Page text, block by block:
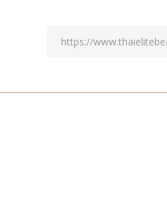
ม AI ไปสู่สถานการณ์ทางการเงิน
า การทำความเข้าใจความรู้ทา
ลูกค้าที่เปลี่ยนแปลงไปอย่างรวดเร็ว